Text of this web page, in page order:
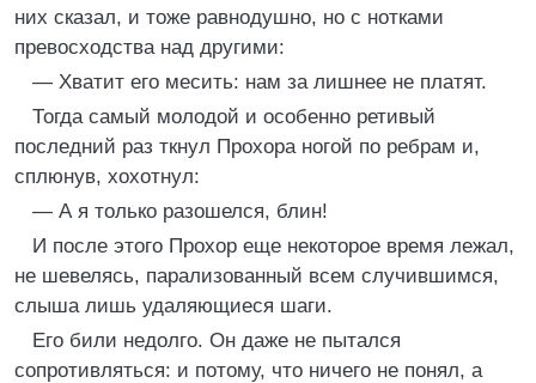
них сказал, и тоже равнодушно, но с нотками
превосходства над другими:
— Хватит его месить: нам за лишнее не платят.
Тогда самый молодой и особенно ретивый
последний раз ткнул Прохора ногой по ребрам и,
сплюнув, хохотнул:
— А я только разошелся, блин!
И после этого Прохор еще некоторое время лежал,
не шевелясь, парализованный всем случившимся,
слыша лишь удаляющиеся шаги.
Его били недолго. Он даже не пытался
сопротивляться: и потому, что ничего не понял, а